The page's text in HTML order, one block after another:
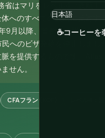
☕コーヒーを
省はマリをレベル4（渡航中
へのすべての渡航に反対す
9月以降、首都への燃料ルー
へのビザ発給を停止しまし
を提供するものです。Atlas
せん。
CFAフラン (XOF)